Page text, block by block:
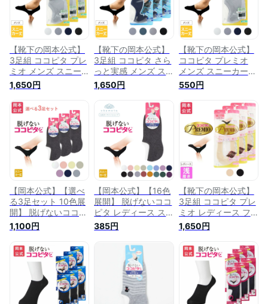
【靴下の岡本公式】
3足組 ココピタ プレ
ミオ メンズ スニー
カー丈 無地 | フット
カバー カバーソック
ス くるぶしカバーソ
ックス 脱げないフッ
トカバー ソックス
靴下
1,650円
【靴下の岡本公式】
3足組 ココピタ さら
っと実感 メンズ ス
ニーカー丈 無地 フ
ットカバー くるぶし
カバーソックス 脱げ
ないフットカバー ソ
ックス 靴下 カバー
ソックス ソックス
脱げない 滑り止め
1,650円
【靴下の岡本公式】
ココピタ プレミオ
メンズ スニーカー丈
無地 | フットカバー
カバーソックス くる
ぶしカバーソックス
脱げないフットカバ
ー ソックス 靴下
550円
【岡本公式】【選べ
る3足セット 10色展
開】 脱げないココピ
タ レディース スニ
ーカー丈 無地 23〜
25cm | フットカバ
ー カバーソックス
くるぶしカバーソッ
クス 脱げないフット
カバー ソックス く
つ下 靴下
1,100円
【岡本公式】【16色
展開】 脱げないココ
ピタ レディース ス
ニーカー丈 無地 |
21-23cm 23-25cm
24-26cm フットカ
バー カバーソックス
くるぶしカバーソッ
クス 脱げないフット
カバー ソックス 靴
385円
【靴下の岡本公式】
3足組 ココピタ プレ
ミオ レディース フ
ットカバー 浅履き
縫製 | フットカバー
カバーソックス くる
ぶしカバーソックス
脱げないフットカバ
ー ソックス 靴下
1,650円